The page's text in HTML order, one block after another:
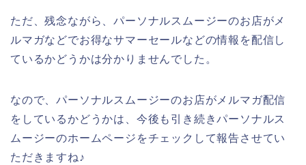
ただ、残念ながら、パーソナルスムージーのお店がメ
ルマガなどでお得なサマーセールなどの情報を配信し
ているかどうかは分かりませんでした。
なので、パーソナルスムージーのお店がメルマガ配信
をしているかどうかは、今後も引き続きパーソナルス
ムージーのホームページをチェックして報告させてい
ただきますね♪